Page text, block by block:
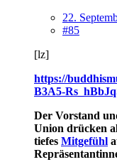
22.
#85
[lz]
https://
B3A5-
Der Vorstand
Union drücken
tiefes Mitgefühl